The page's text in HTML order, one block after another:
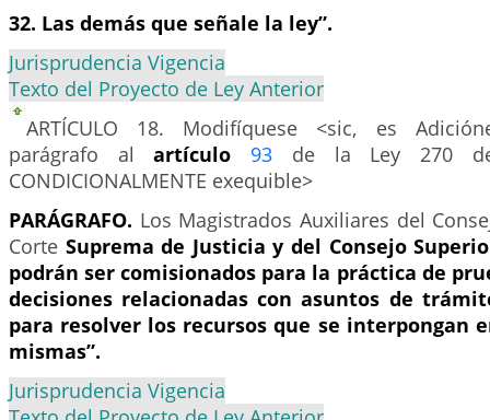
32. Las demás que señale la ley”.
Jurisprudencia Vigencia
Texto del Proyecto de Ley Anterior
ARTÍCULO 18. Modifíquese <sic, es
parágrafo alartículo 93 de la Ley 270 de
CONDICIONALMENTE exequible>
PARÁGRAFO. Los Magistrados Auxiliares del
Corte Suprema de Justicia y del Consejo
podrán ser comisionados para la práctica de
decisiones relacionadas con asuntos de
para resolver los recursos que se interpongan
mismas”.
Jurisprudencia Vigencia